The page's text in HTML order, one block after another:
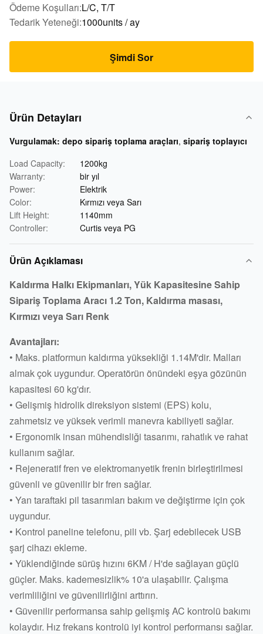
Ödeme Koşulları:L/C, T/T
Tedarik Yeteneği:1000units / ay
Şimdi Sor
Ürün Detayları
Vurgulamak: depo sipariş toplama araçları, sipariş toplayıcı
Load Capacity:
1200kg
Warranty:
bir yıl
Power:
Elektrik
Color:
Kırmızı veya Sarı
Lift Height:
1140mm
Controller:
Curtis veya PG
Ürün Açıklaması
Kaldırma Halkı Ekipmanları, Yük Kapasitesine Sahip
Sipariş Toplama Aracı 1.2 Ton, Kaldırma masası,
Kırmızı veya Sarı Renk
Avantajları:
• Maks. platformun kaldırma yüksekliği 1.14M'dir. Malları
almak çok uygundur. Operatörün önündeki eşya gözünün
kapasitesi 60 kg'dır.
• Gelişmiş hidrolik direksiyon sistemi (EPS) kolu,
zahmetsiz ve yüksek verimli manevra kabiliyeti sağlar.
• Ergonomik insan mühendisliği tasarımı, rahatlık ve rahat
kullanım sağlar.
• Rejeneratif fren ve elektromanyetik frenin birleştirilmesi
güvenli ve güvenilir bir fren sağlar.
• Yan taraftaki pil tasarımları bakım ve değiştirme için çok
uygundur.
• Kontrol paneline telefonu, pili vb. Şarj edebilecek USB
şarj cihazı ekleme.
• Yüklendiğinde sürüş hızını 6KM / H'de sağlayan güçlü
güçler. Maks. kademesizlik% 10'a ulaşabilir. Çalışma
verimliliğini ve güvenilirliğini arttırın.
• Güvenilir performansa sahip gelişmiş AC kontrolü bakımı
kolaydır. Hız frekans kontrolü iyi kontrol performansı sağlar.